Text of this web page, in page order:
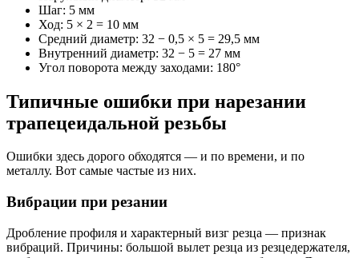
Шаг: 5 мм
Ход: 5 × 2 = 10 мм
Средний диаметр: 32 − 0,5 × 5 = 29,5 мм
Внутренний диаметр: 32 − 5 = 27 мм
Угол поворота между заходами: 180°
Типичные ошибки при нарезании
трапецеидальной резьбы
Ошибки здесь дорого обходятся — и по времени, и по
металлу. Вот самые частые из них.
Вибрации при резании
Дробление профиля и характерный визг резца — признак
вибраций. Причины: большой вылет резца из резцедержателя,